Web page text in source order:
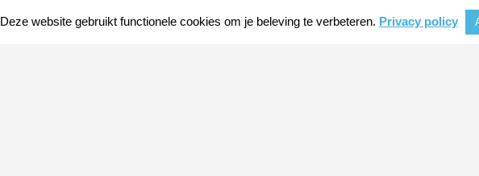
Deze website gebruikt functionele cookies om je beleving te verbeteren. Privacy policy